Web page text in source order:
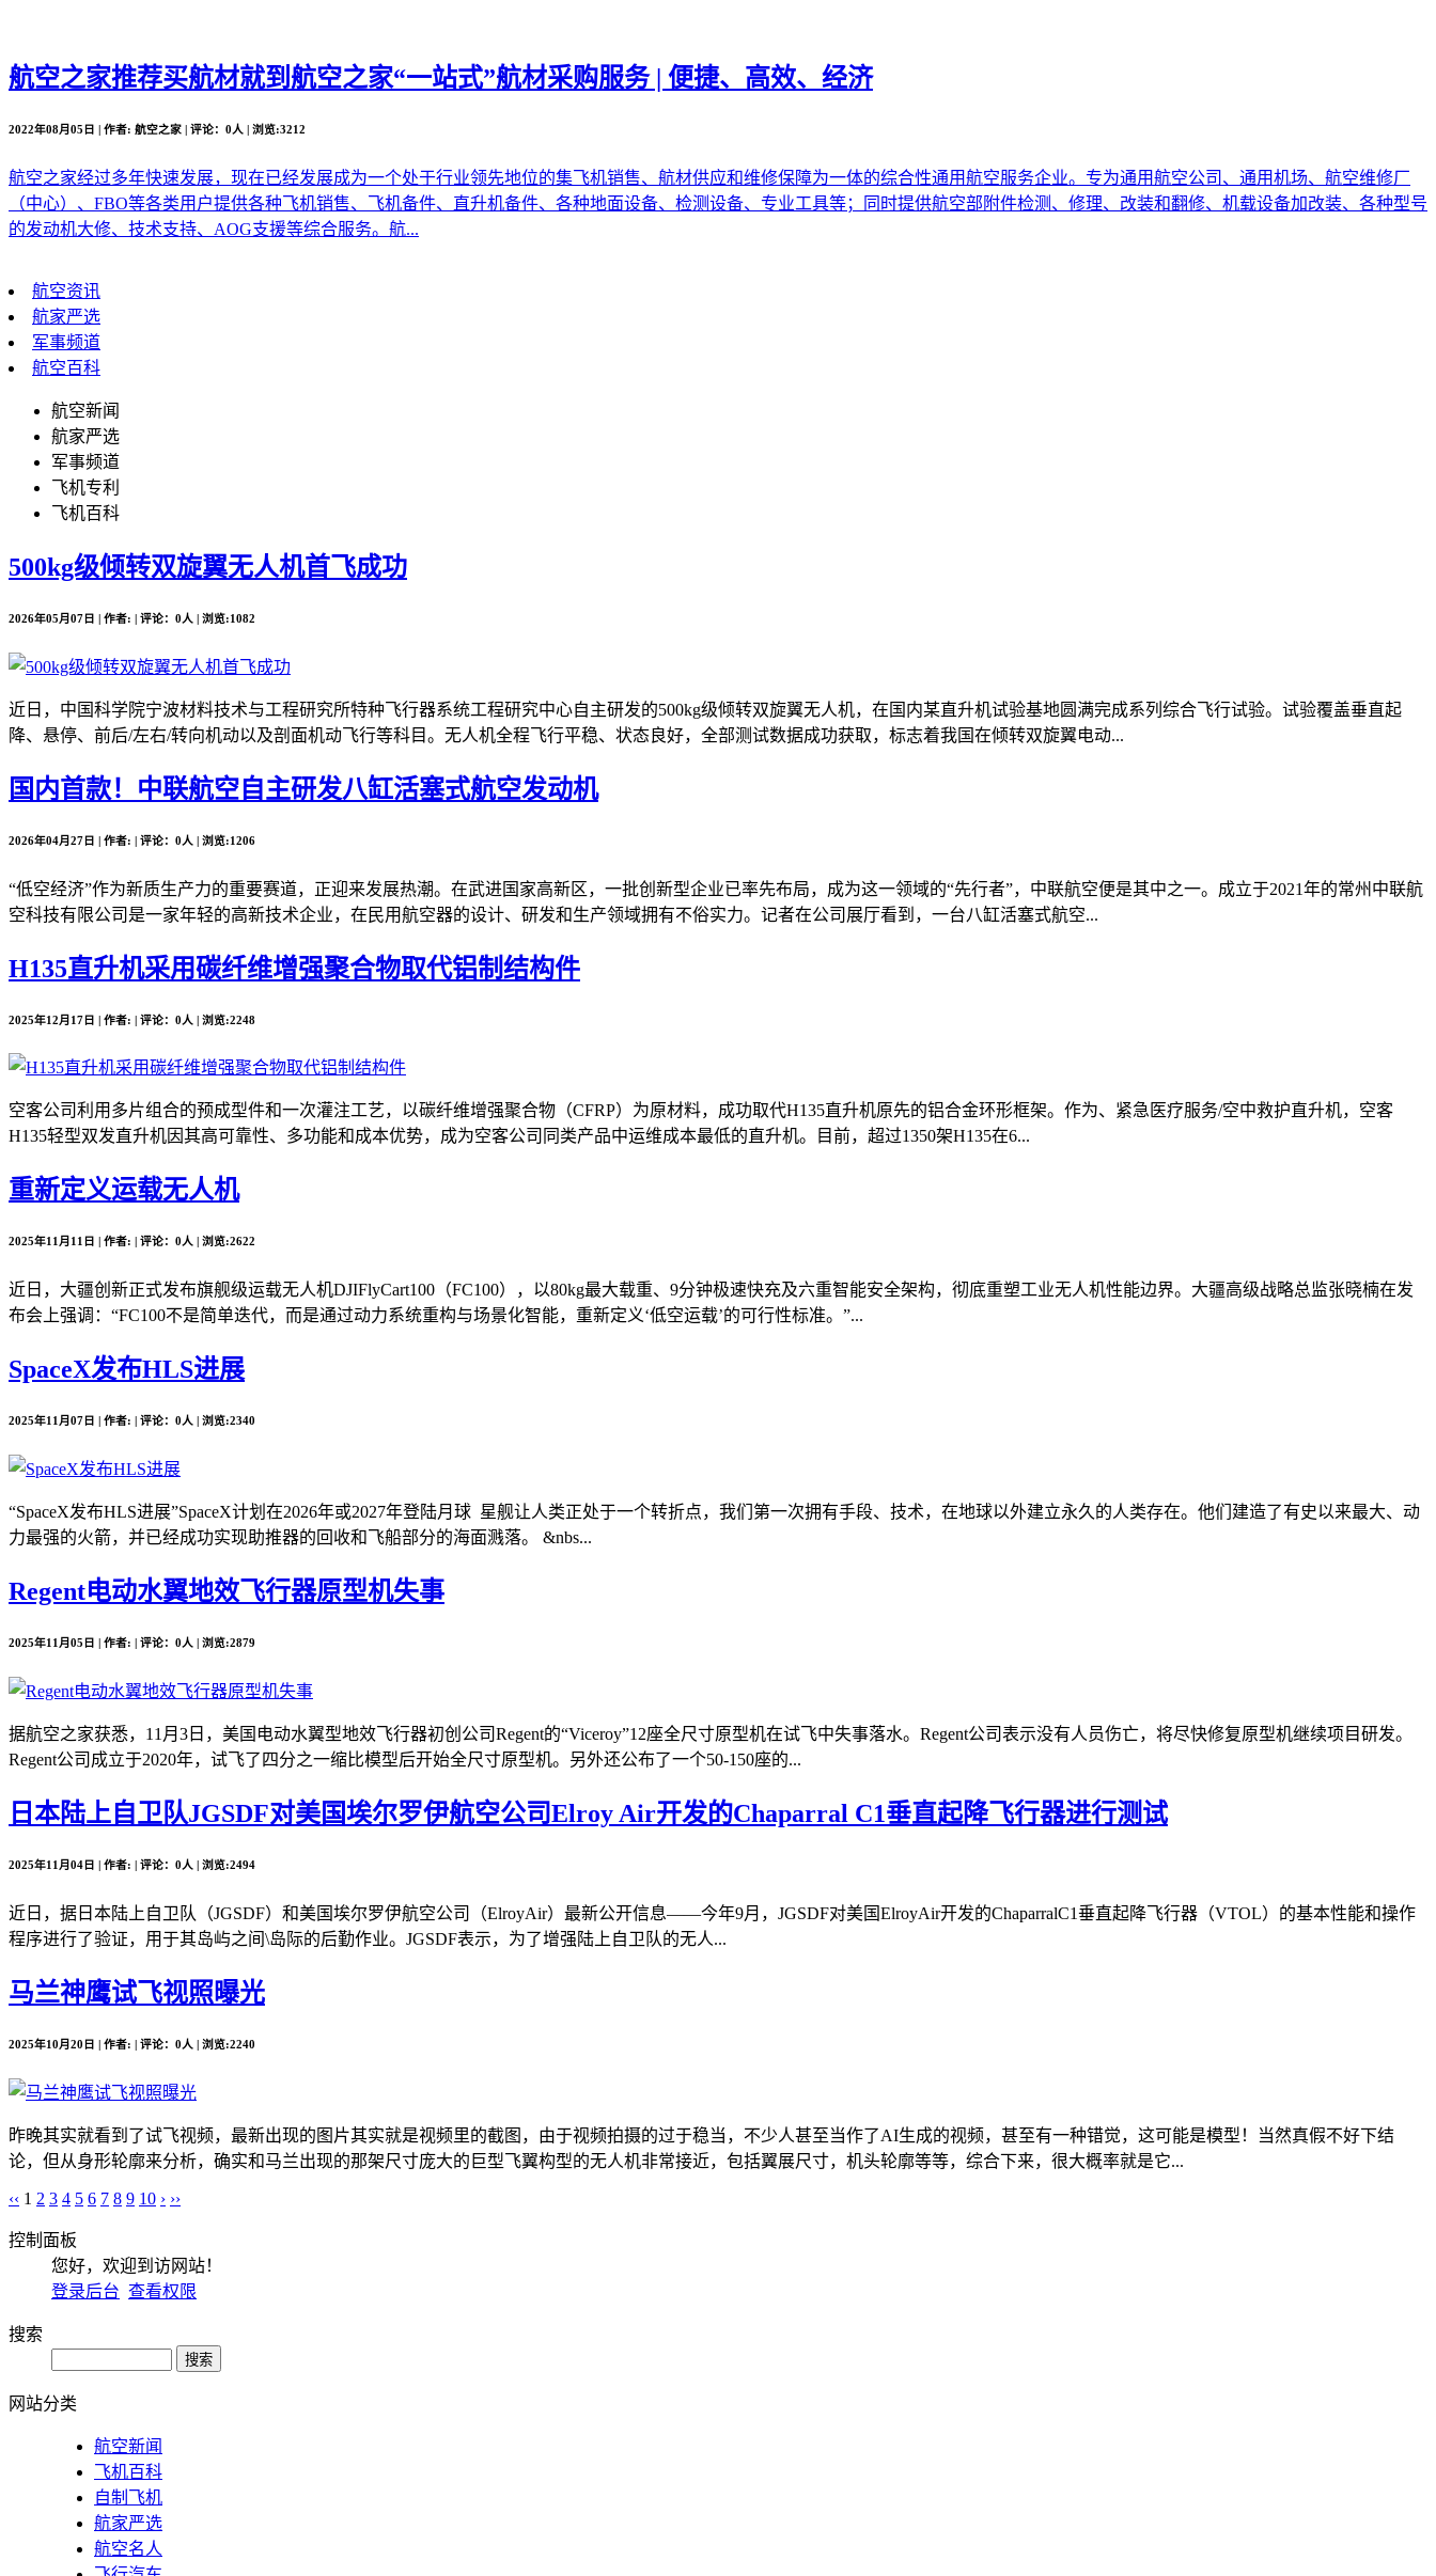
航空之家推荐买航材就到航空之家“一站式”航材采购服务 | 便捷、高效、经济
2022年08月05日 | 作者: 航空之家 | 评论：0人 | 浏览:3212
航空之家经过多年快速发展，现在已经发展成为一个处于行业领先地位的集飞机销售、航材供应和维修保障为一体的综合性通用航空服务企业。专为通用航空公司、通用机场、航空维修厂
（中心）、FBO等各类用户提供各种飞机销售、飞机备件、直升机备件、各种地面设备、检测设备、专业工具等；同时提供航空部附件检测、修理、改装和翻修、机载设备加改装、各种型号
的发动机大修、技术支持、AOG支援等综合服务。航...
航空资讯
航家严选
军事频道
航空百科
航空新闻
航家严选
军事频道
飞机专利
飞机百科
500kg级倾转双旋翼无人机首飞成功
2026年05月07日 | 作者: | 评论：0人 | 浏览:1082
近日，中国科学院宁波材料技术与工程研究所特种飞行器系统工程研究中心自主研发的500kg级倾转双旋翼无人机，在国内某直升机试验基地圆满完成系列综合飞行试验。试验覆盖垂直起
降、悬停、前后/左右/转向机动以及剖面机动飞行等科目。无人机全程飞行平稳、状态良好，全部测试数据成功获取，标志着我国在倾转双旋翼电动...
国内首款！中联航空自主研发八缸活塞式航空发动机
2026年04月27日 | 作者: | 评论：0人 | 浏览:1206
“低空经济”作为新质生产力的重要赛道，正迎来发展热潮。在武进国家高新区，一批创新型企业已率先布局，成为这一领域的“先行者”，中联航空便是其中之一。成立于2021年的常州中联航
空科技有限公司是一家年轻的高新技术企业，在民用航空器的设计、研发和生产领域拥有不俗实力。记者在公司展厅看到，一台八缸活塞式航空...
H135直升机采用碳纤维增强聚合物取代铝制结构件
2025年12月17日 | 作者: | 评论：0人 | 浏览:2248
空客公司利用多片组合的预成型件和一次灌注工艺，以碳纤维增强聚合物（CFRP）为原材料，成功取代H135直升机原先的铝合金环形框架。作为、紧急医疗服务/空中救护直升机，空客
H135轻型双发直升机因其高可靠性、多功能和成本优势，成为空客公司同类产品中运维成本最低的直升机。目前，超过1350架H135在6...
重新定义运载无人机
2025年11月11日 | 作者: | 评论：0人 | 浏览:2622
近日，大疆创新正式发布旗舰级运载无人机DJIFlyCart100（FC100），以80kg最大载重、9分钟极速快充及六重智能安全架构，彻底重塑工业无人机性能边界。大疆高级战略总监张晓楠在发
布会上强调：“FC100不是简单迭代，而是通过动力系统重构与场景化智能，重新定义‘低空运载’的可行性标准。”...
SpaceX发布HLS进展
2025年11月07日 | 作者: | 评论：0人 | 浏览:2340
“SpaceX发布HLS进展”SpaceX计划在2026年或2027年登陆月球 星舰让人类正处于一个转折点，我们第一次拥有手段、技术，在地球以外建立永久的人类存在。他们建造了有史以来最大、动
力最强的火箭，并已经成功实现助推器的回收和飞船部分的海面溅落。 &nbs...
Regent电动水翼地效飞行器原型机失事
2025年11月05日 | 作者: | 评论：0人 | 浏览:2879
据航空之家获悉，11月3日，美国电动水翼型地效飞行器初创公司Regent的“Viceroy”12座全尺寸原型机在试飞中失事落水。Regent公司表示没有人员伤亡，将尽快修复原型机继续项目研发。
Regent公司成立于2020年，试飞了四分之一缩比模型后开始全尺寸原型机。另外还公布了一个50-150座的...
日本陆上自卫队JGSDF对美国埃尔罗伊航空公司Elroy Air开发的Chaparral C1垂直起降飞行器进行测试
2025年11月04日 | 作者: | 评论：0人 | 浏览:2494
近日，据日本陆上自卫队（JGSDF）和美国埃尔罗伊航空公司（ElroyAir）最新公开信息——今年9月，JGSDF对美国ElroyAir开发的ChaparralC1垂直起降飞行器（VTOL）的基本性能和操作
程序进行了验证，用于其岛屿之间\岛际的后勤作业。JGSDF表示，为了增强陆上自卫队的无人...
马兰神鹰试飞视照曝光
2025年10月20日 | 作者: | 评论：0人 | 浏览:2240
昨晚其实就看到了试飞视频，最新出现的图片其实就是视频里的截图，由于视频拍摄的过于稳当，不少人甚至当作了AI生成的视频，甚至有一种错觉，这可能是模型！当然真假不好下结
论，但从身形轮廓来分析，确实和马兰出现的那架尺寸庞大的巨型飞翼构型的无人机非常接近，包括翼展尺寸，机头轮廓等等，综合下来，很大概率就是它...
‹‹ 1 2 3 4 5 6 7 8 9 10 › ››
控制面板
您好，欢迎到访网站！
登录后台 查看权限
搜索
网站分类
航空新闻
飞机百科
自制飞机
航家严选
航空名人